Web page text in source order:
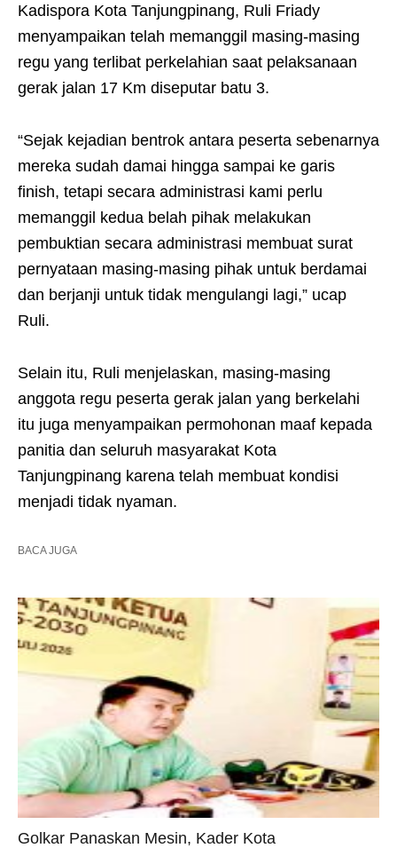
Kadispora Kota Tanjungpinang, Ruli Friady
menyampaikan telah memanggil masing-masing
regu yang terlibat perkelahian saat pelaksanaan
gerak jalan 17 Km diseputar batu 3.
“Sejak kejadian bentrok antara peserta sebenarnya
mereka sudah damai hingga sampai ke garis
finish, tetapi secara administrasi kami perlu
memanggil kedua belah pihak melakukan
pembuktian secara administrasi membuat surat
pernyataan masing-masing pihak untuk berdamai
dan berjanji untuk tidak mengulangi lagi,” ucap
Ruli.
Selain itu, Ruli menjelaskan, masing-masing
anggota regu peserta gerak jalan yang berkelahi
itu juga menyampaikan permohonan maaf kepada
panitia dan seluruh masyarakat Kota
Tanjungpinang karena telah membuat kondisi
menjadi tidak nyaman.
BACA JUGA
Golkar Panaskan Mesin, Kader Kota